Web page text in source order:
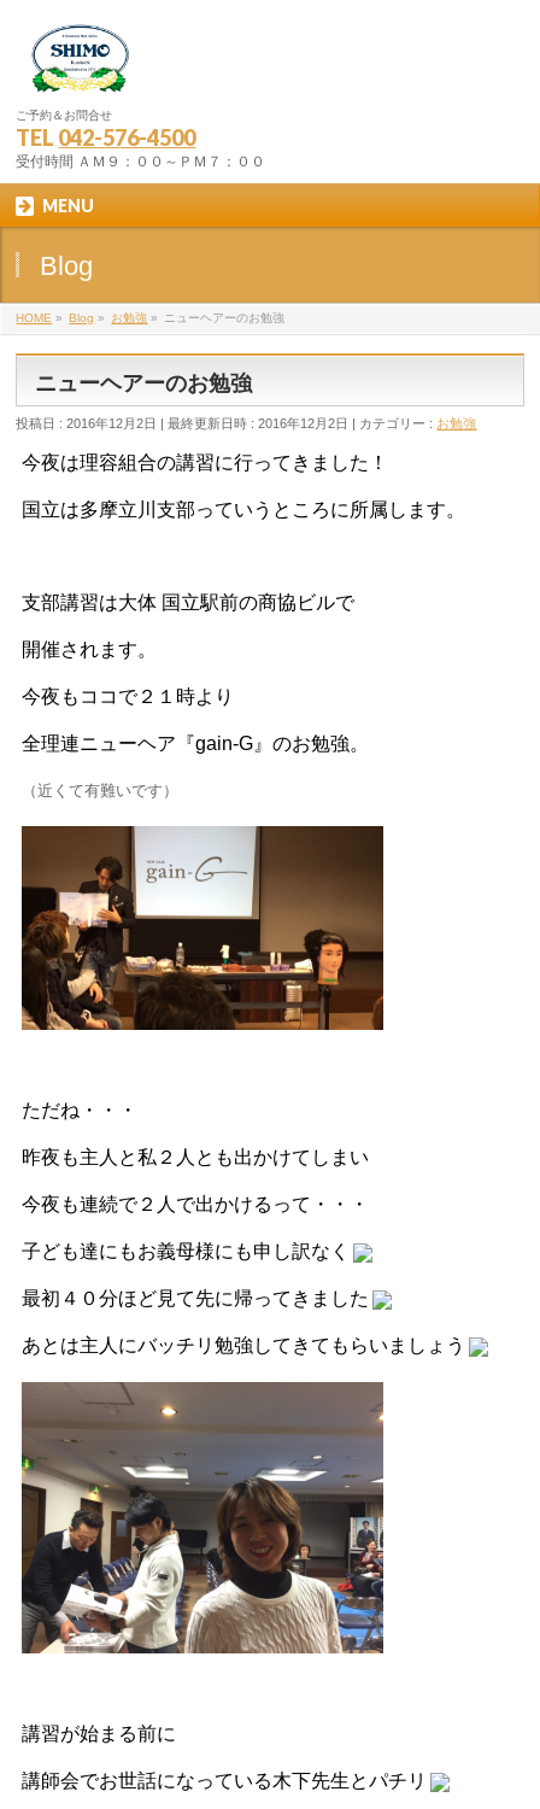
ご予約＆お問合せ
TEL 042-576-4500
受付時間 ＡＭ９：００～ＰＭ７：００
MENU
Blog
HOME » Blog » お勉強 » ニューヘアーのお勉強
ニューヘアーのお勉強
投稿日 : 2016年12月2日 最終更新日時 : 2016年12月2日 カテゴリー : お勉強
今夜は理容組合の講習に行ってきました！
国立は多摩立川支部っていうところに所属します。
支部講習は大体 国立駅前の商協ビルで
開催されます。
今夜もココで２１時より
全理連ニューヘア『gain-G』のお勉強。
（近くて有難いです）
ただね・・・
昨夜も主人と私２人とも出かけてしまい
今夜も連続で２人で出かけるって・・・
子ども達にもお義母様にも申し訳なく
最初４０分ほど見て先に帰ってきました
あとは主人にバッチリ勉強してきてもらいましょう
講習が始まる前に
講師会でお世話になっている木下先生とパチリ